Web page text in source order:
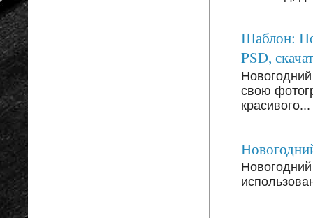
Шаблон:
PSD,
свою
красивого...